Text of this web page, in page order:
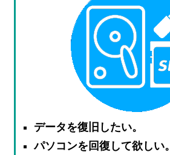
データを復旧したい。
パソコンを回復して欲しい。